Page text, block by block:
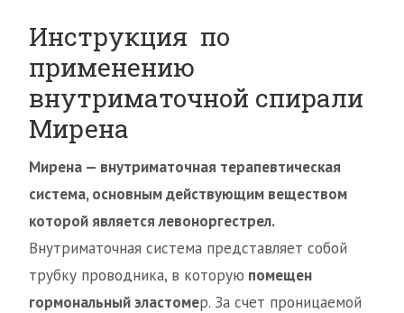
Инструкция по
применению
внутриматочной спирали
Мирена
Мирена — внутриматочная терапевтическая
система, основным действующим веществом
которой является левоноргестрел.
Внутриматочная система представляет собой
трубку проводника, в которую помещен
гормональный эластомер. За счет проницаемой